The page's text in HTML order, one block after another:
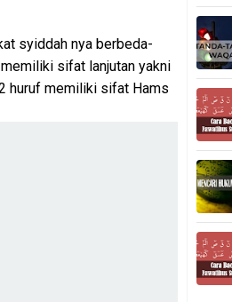
syiddah nya berbeda-
sifat lanjutan yakni
huruf memiliki sifat Hams